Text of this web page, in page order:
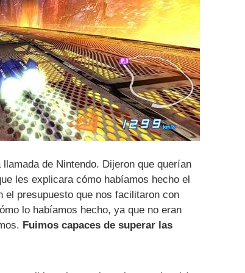
de Nintendo. Dijeron que querían
les explicara cómo habíamos hecho el
el presupuesto que nos facilitaron con
lo habíamos hecho, ya que no eran
Fuimos capaces de superar las